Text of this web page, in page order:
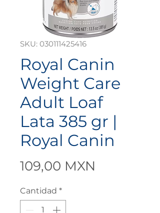
SKU: 030111425416
Royal Canin
Weight Care
Adult Loaf
Lata 385 gr |
Royal Canin
109,00 MXN
Cantidad *